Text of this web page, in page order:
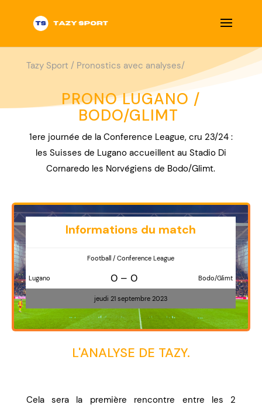
Tazy Sport/ Pronostics avec analyses/
PRONO LUGANO /
BODO/GLIMT
1ere journée de la Conference League, cru 23/24 :
les Suisses de Lugano accueillent au Stadio Di
Cornaredo les Norvégiens de Bodo/Glimt.
Informations du match
Football / Conference League
Lugano 0 – 0 Bodo/Glimt
jeudi 21 septembre 2023
L'ANALYSE DE TAZY.
Cela sera la première rencontre entre les 2